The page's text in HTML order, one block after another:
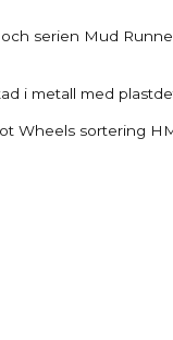
serien Mud
i metall med
Wheels sortering